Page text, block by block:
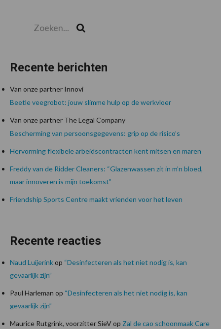
Recente berichten
Van onze partner Innovi
Beetle veegrobot: jouw slimme hulp op de werkvloer
Van onze partner The Legal Company
Bescherming van persoonsgegevens: grip op de risico’s
Hervorming flexibele arbeidscontracten kent mitsen en maren
Freddy van de Ridder Cleaners: “Glazenwassen zit in m’n bloed,
maar innoveren is mijn toekomst”
Friendship Sports Centre maakt vrienden voor het leven
Recente reacties
Naud Luijerinkop “Desinfecteren als het niet nodig is, kan
gevaarlijk zijn”
Paul Harleman op “Desinfecteren als het niet nodig is, kan
gevaarlijk zijn”
Maurice Rutgrink, voorzitter SieVop Zal de cao schoonmaak Care